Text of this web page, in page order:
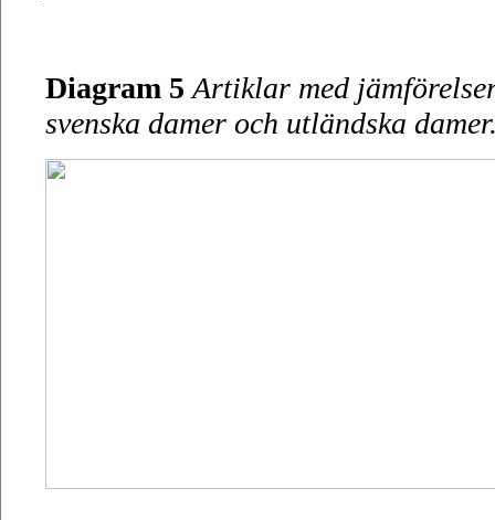
Diagram 5 Artiklar med
svenska damer och utländska